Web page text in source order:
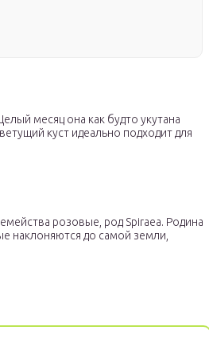
месяц она как будто укутана
куст идеально подходит для
розовые, род Spiraea. Родина
наклоняются до самой земли,